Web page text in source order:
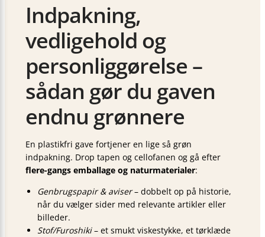
Indpakning,
vedligehold og
personliggørelse –
sådan gør du gaven
endnu grønnere
En plastikfri gave fortjener en lige så grøn
indpakning. Drop tapen og cellofanen og gå efter
flere-gangs emballage og naturmaterialer:
Genbrugspapir & aviser– dobbelt op på historie,
når du vælger sider med relevante artikler eller
billeder.
Stof/Furoshiki– et smukt viskestykke, et tørklæde